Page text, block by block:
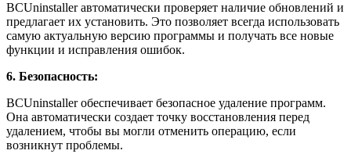
BCUninstaller автоматически проверяет наличие обновлений и
предлагает их установить. Это позволяет всегда использовать
самую актуальную версию программы и получать все новые
функции и исправления ошибок.
6. Безопасность:
BCUninstaller обеспечивает безопасное удаление программ.
Она автоматически создает точку восстановления перед
удалением, чтобы вы могли отменить операцию, если
возникнут проблемы.